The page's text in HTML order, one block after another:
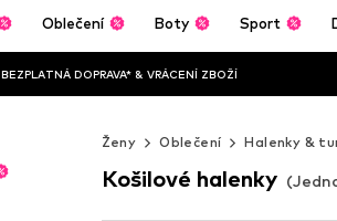
Oblečení Boty Sport
BEZPLATNÁ DOPRAVA* & VRÁCENÍ ZBOŽÍ
Ženy Oblečení Halenky &
Košilové halenky